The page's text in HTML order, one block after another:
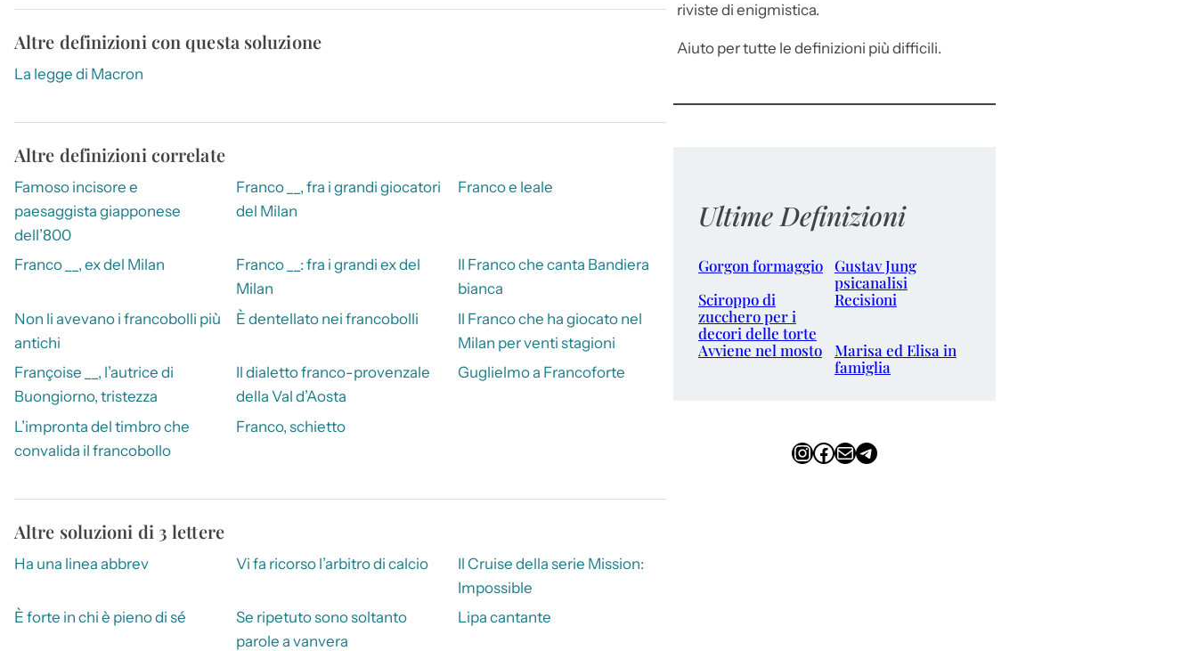
Altre definizioni con questa soluzione
La legge di Macron
Altre definizioni correlate
Famoso incisore e
paesaggista giapponese
dell’800
Franco __, fra i grandi giocatori
del Milan
Franco e leale
Franco __, ex del Milan
Franco __: fra i grandi ex del
Milan
Il Franco che canta Bandiera
bianca
Non li avevano i francobolli più
antichi
È dentellato nei francobolli
Il Franco che ha giocato nel
Milan per venti stagioni
Françoise __, l’autrice di
Buongiorno, tristezza
Il dialetto franco-provenzale
della Val d’Aosta
Guglielmo a Francoforte
L’impronta del timbro che
convalida il francobollo
Franco, schietto
Altre soluzioni di 3 lettere
Ha una linea abbrev Vi fa ricorso l’arbitro di calcio
Il Cruise della serie Mission:
Impossible
È forte in chi è pieno di sé
Se ripetuto sono soltanto
parole a vanvera
Lipa cantante
riviste di enigmistica.
Aiuto per tutte le definizioni più difficili.
Ultime Definizioni
Gorgon formaggio Gustav Jung
psicanalisi
Sciroppo di
zucchero per i
decori delle torte
Recisioni
Avviene nel mosto
Marisa ed Elisa in
famiglia
InstagramFacebook Email Telegram